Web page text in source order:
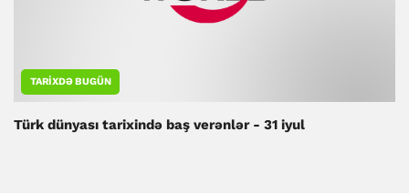
TARIXDƏ BUGÜN
Türk dünyası tarixində baş verənlər - 31 iyul